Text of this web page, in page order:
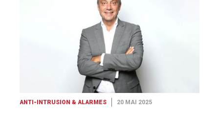
ANTI-INTRUSION & ALARMES 20 MAI 2025